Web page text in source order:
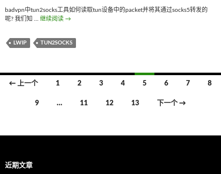
badvpn中tun2socks工具如何读取tun设备中的packet并将其通过socks5转发的
呢? 我们知 … 继续阅读 Android: badvpn中使用的LwIP的版本及tun2socks工作原理
→
LWIP TUN2SOCKS
导
← 上一个 1 2 3 4 5 6 7 8
9 … 11 12 13 下一个 →
近期文章